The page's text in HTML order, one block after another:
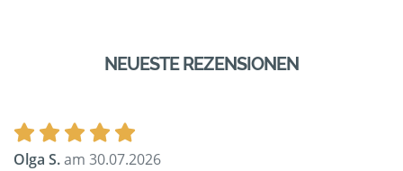
NEUESTE REZENSIONEN
Olga S.am 30.07.2026